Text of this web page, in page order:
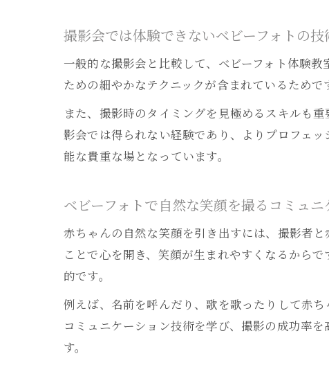
撮影会では体験できないベビーフォトの技
一般的な撮影会と比較して、ベビーフォト体験
ための細やかなテクニックが含まれているため
また、撮影時のタイミングを見極めるスキルも
影会では得られない経験であり、よりプロフェ
能な貴重な場となっています。
ベビーフォトで自然な笑顔を撮るコミュニ
赤ちゃんの自然な笑顔を引き出すには、撮影者
ことで心を開き、笑顔が生まれやすくなるから
的です。
例えば、名前を呼んだり、歌を歌ったりして赤
コミュニケーション技術を学び、撮影の成功率
す。